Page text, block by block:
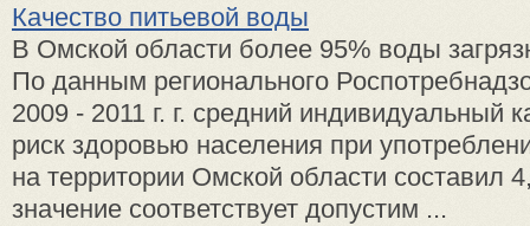
Качество питьевой воды
В Омской области более 95% воды
По данным регионального
2009 - 2011 г. г. средний индивидуальный
риск здоровью населения при
на территории Омской области составил
значение соответствует допустим ...